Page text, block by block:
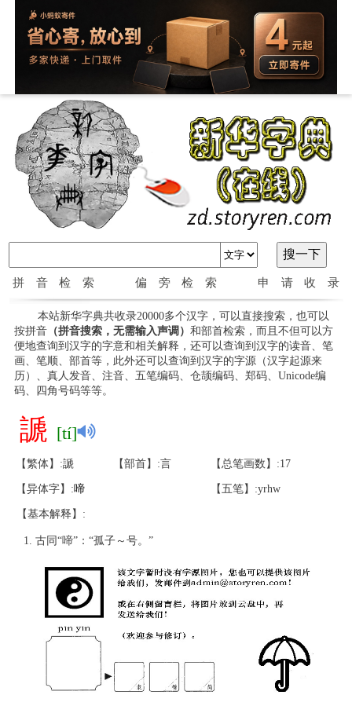
拼音检索 偏旁检索 申请收录
本站新华字典共收录20000多个汉字，可以直接搜索，也可以
按拼音（拼音搜索，无需输入声调） 和部首检索，而且不但可以方
便地查询到汉字的字意和相关解释，还可以查询到汉字的读音、笔
画、笔顺、部首等，此外还可以查询到汉字的字源（汉字起源来
历）、真人发音、注音、五笔编码、仓颉编码、郑码、Unicode编
码、四角号码等等。
謕 [tí]
【繁体】:謕 【部首】:言 【总笔画数】:17
【异体字】:啼 【五笔】:yrhw
【基本解释】:
古同“啼”：“孤子～号。”